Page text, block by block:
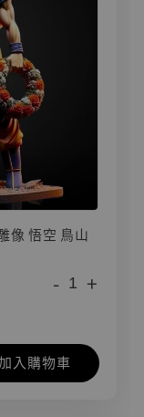
像 悟空 鳥山
- +
加入購物車